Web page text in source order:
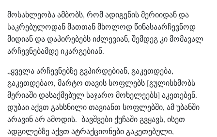
მოსახლეობა ამბობს, რომ ადიგენის მერიიდან და
საკრებულოდან მათთან მხოლოდ წინასაარჩევნოდ
მიდიან და დაპირებებს იძლევიან, შემდეგ კი მომავალ
არჩევნებამდე იკარგებიან.
„ყველა არჩევნებზე გვპირდებიან, გაკეთდება,
გაკეთდებაო, მარტო თავის სოფლებს [გულისხმობს
მერიაში დასაქმებულ საჯარო მოხელეებს] აკეთებენ.
დუბაი აქვთ გახსნილი თავიანთ სოფლებში, ამ უბანში
არავინ არ ამოდის. ბავშვები ქუჩაში გვყავს, ისეთ
ადგილებზე აქვთ ატრაქციონები გაკეთებული,